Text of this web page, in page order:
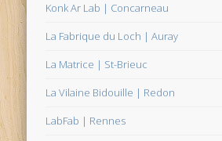
Konk Ar Lab | Concarneau
La Fabrique du Loch | Auray
La Matrice | St-Brieuc
La Vilaine Bidouille | Redon
LabFab | Rennes